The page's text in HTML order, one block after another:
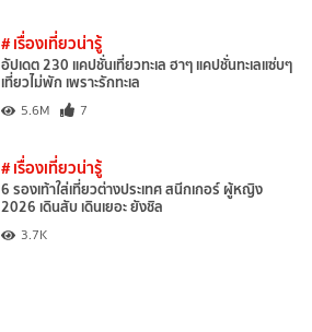
# เรื่องเที่ยวน่ารู้
อัปเดต 230 แคปชั่นเที่ยวทะเล ฮาๆ แคปชั่นทะเลแซ่บๆ
เที่ยวไม่พัก เพราะรักทะเล
5.6M 7
# เรื่องเที่ยวน่ารู้
6 รองเท้าใส่เที่ยวต่างประเทศ สนีกเกอร์ ผู้หญิง
2026 เดินสับ เดินเยอะ ยังชิล
3.7K